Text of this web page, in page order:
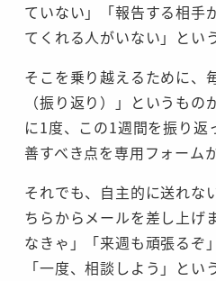
ていない」「報告する相手
てくれる人がいない」とい
そこを乗り越えるために、
（振り返り）」というも
に1度、この1週間を振り返
善すべき点を専用フォーム
それでも、自主的に送れな
ちらからメールを差し上げ
なきゃ」「来週も頑張るぞ
「一度、相談しよう」と